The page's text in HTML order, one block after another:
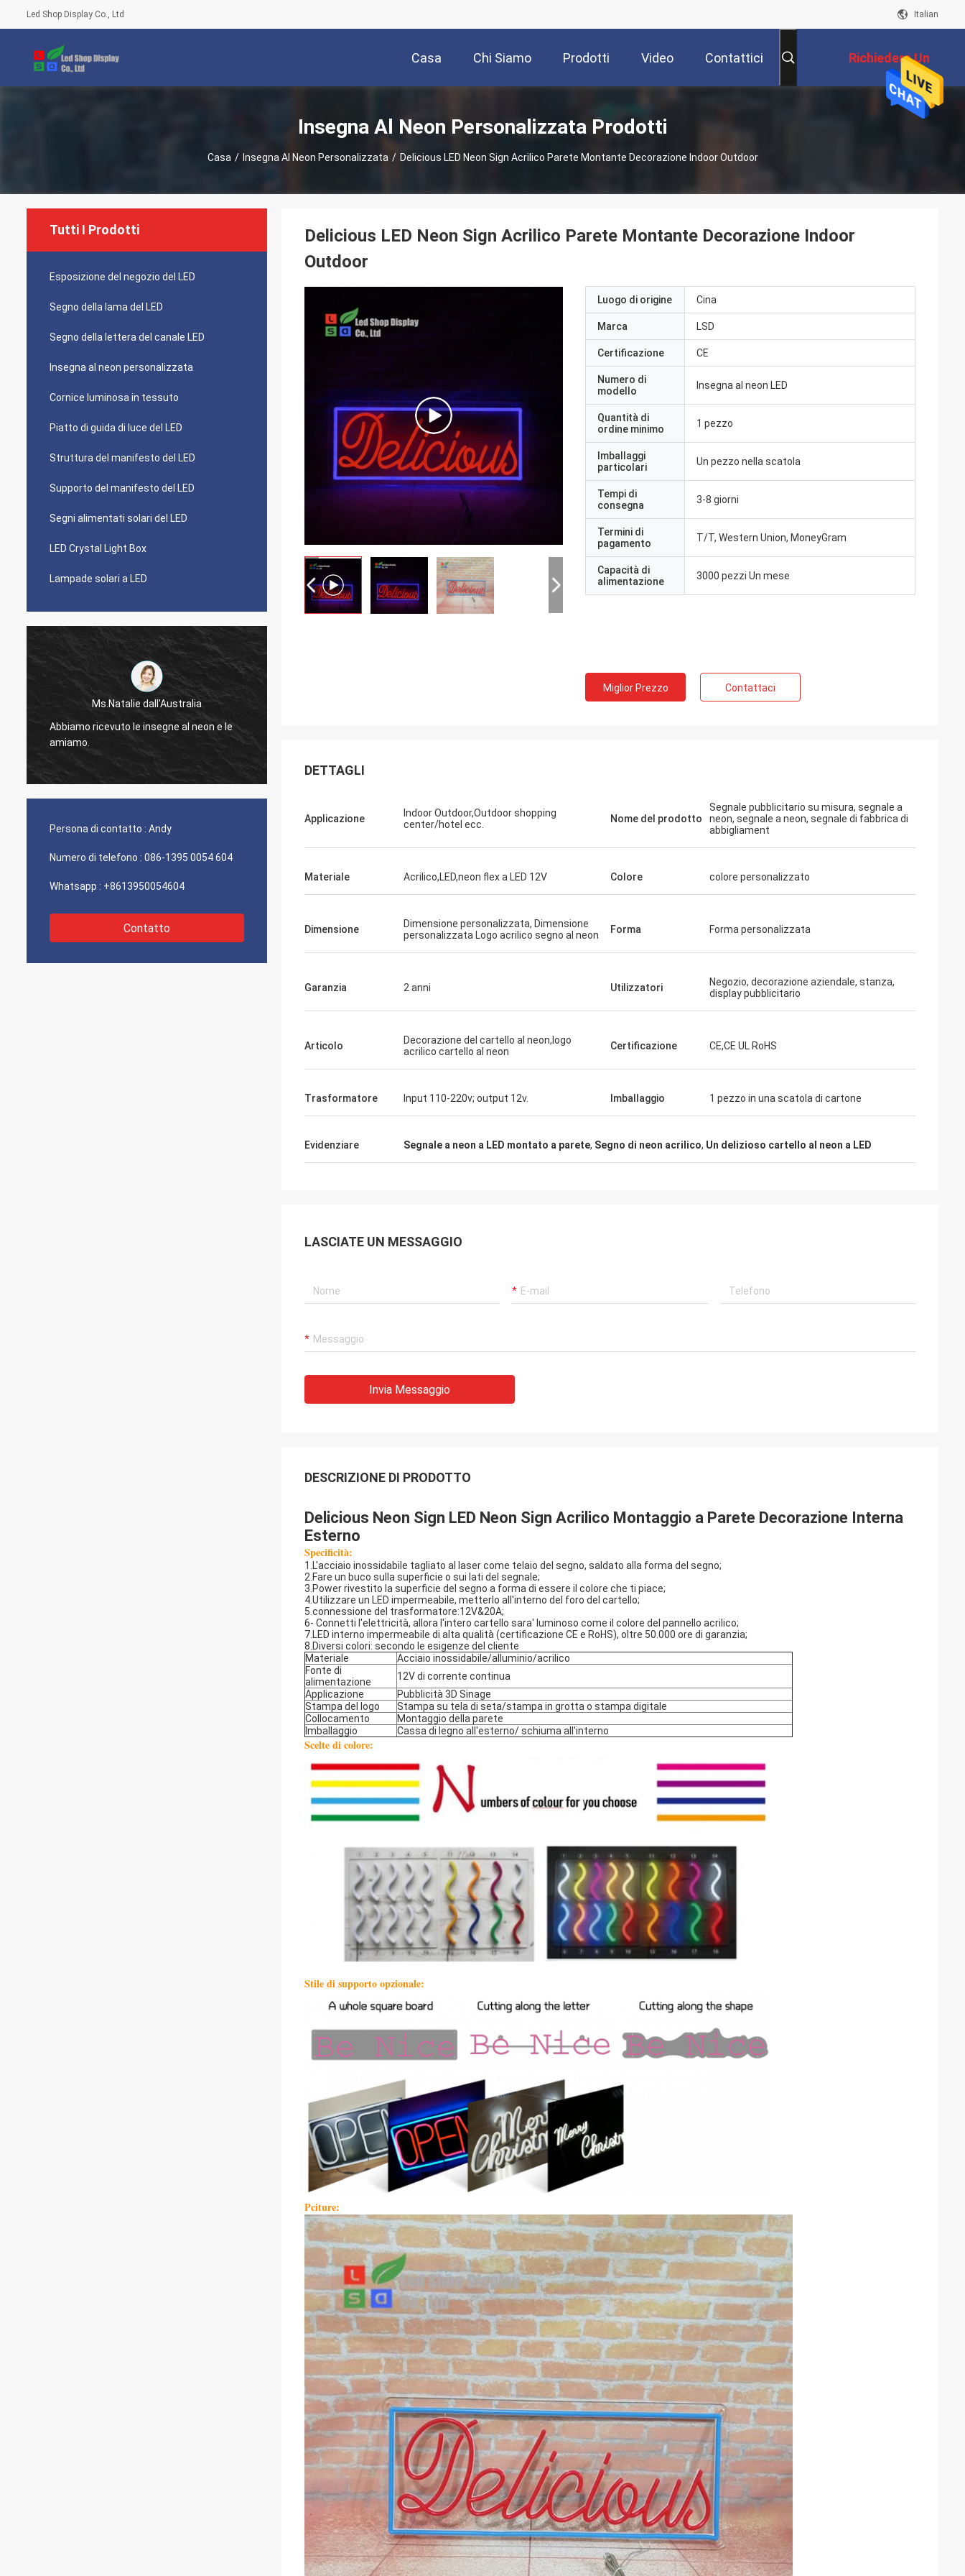
Led Shop Display Co., Ltd Italian
Casa Chi Siamo Prodotti Video Contattici Richiedere Un
Preventivo
Insegna Al Neon Personalizzata Prodotti
Casa / Insegna Al Neon Personalizzata / Delicious LED Neon Sign Acrilico Parete Montante Decorazione Indoor Outdoor
Tutti I Prodotti
Esposizione del negozio del LED
Segno della lama del LED
Segno della lettera del canale LED
Insegna al neon personalizzata
Cornice luminosa in tessuto
Piatto di guida di luce del LED
Struttura del manifesto del LED
Supporto del manifesto del LED
Segni alimentati solari del LED
LED Crystal Light Box
Lampade solari a LED
Sig. Jason dal Canada
Riceviamo il pacchetto ed apprezzato per
osservare il rivestimento di buona qualità,
vi lascerà sapere non appena qualcosa
Ms.Natalie dall'Australia
Persona di contatto : Andy
Numero di telefono : 086-1395 0054 604
Whatsapp : +8613950054604
Contatto
Delicious LED Neon Sign Acrilico Parete Montante Decorazione Indoor
Outdoor
Luogo di origine Cina
Marca LSD
Certificazione CE
Numero di
modello
Insegna al neon LED
Quantità di
ordine minimo
1 pezzo
Imballaggi
particolari
Un pezzo nella scatola
Tempi di
consegna
3-8 giorni
Termini di
pagamento
T/T, Western Union, MoneyGram
Capacità di
alimentazione
3000 pezzi Un mese
Miglior Prezzo Contattaci
DETTAGLI
Applicazione
Indoor Outdoor,Outdoor shopping
center/hotel ecc.
Nome del prodotto
Segnale pubblicitario su misura, segnale a
neon, segnale a neon, segnale di fabbrica di
abbigliament
Materiale Acrilico,LED,neon flex a LED 12V Colore colore personalizzato
Dimensione
Dimensione personalizzata, Dimensione
personalizzata Logo acrilico segno al neon
Forma Forma personalizzata
Garanzia 2 anni Utilizzatori
Negozio, decorazione aziendale, stanza,
display pubblicitario
Articolo
Decorazione del cartello al neon,logo
acrilico cartello al neon
Certificazione CE,CE UL RoHS
Trasformatore Input 110-220v; output 12v. Imballaggio 1 pezzo in una scatola di cartone
Evidenziare Segnale a neon a LED montato a parete, Segno di neon acrilico, Un delizioso cartello al neon a LED
LASCIATE UN MESSAGGIO
Invia Messaggio
DESCRIZIONE DI PRODOTTO
Delicious Neon Sign LED Neon Sign Acrilico Montaggio a Parete Decorazione Interna
Esterno
Specificità:
1.L'acciaio inossidabile tagliato al laser come telaio del segno, saldato alla forma del segno;
2.Fare un buco sulla superficie o sui lati del segnale;
3.Power rivestito la superficie del segno a forma di essere il colore che ti piace;
4.Utilizzare un LED impermeabile, metterlo all'interno del foro del cartello;
5.connessione del trasformatore:12V&20A;
6- Connetti l'elettricità, allora l'intero cartello sara' luminoso come il colore del pannello acrilico;
7.LED interno impermeabile di alta qualità (certificazione CE e RoHS), oltre 50.000 ore di garanzia;
8.Diversi colori: secondo le esigenze del cliente
Materiale
Acciaio inossidabile/alluminio/acrilico
Fonte di
alimentazione
12V di corrente continua
Applicazione
Pubblicità 3D Sinage
Stampa del logo
Stampa su tela di seta/stampa in grotta o stampa digitale
Collocamento
Montaggio della parete
Imballaggio
Cassa di legno all'esterno/ schiuma all'interno
Scelte di colore:
Stile di supporto opzionale:
Pciture: